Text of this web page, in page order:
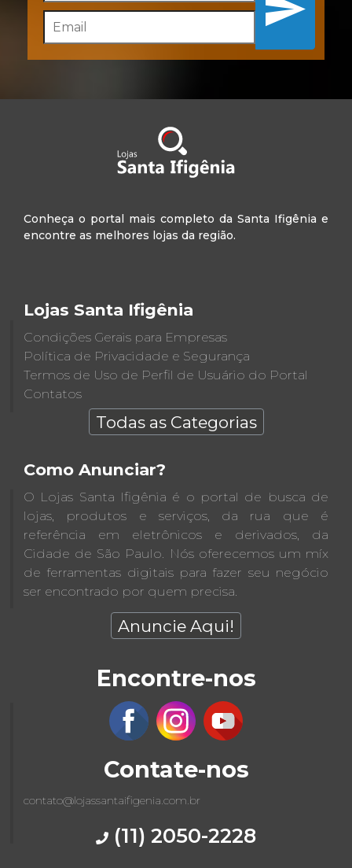
Inscreva-se
Conheça o portal mais completo da Santa Ifigênia e
encontre as melhores lojas da região.
Lojas Santa Ifigênia
Condições Gerais para Empresas
Política de Privacidade e Segurança
Termos de Uso de Perfil de Usuário do Portal
Contatos
Todas as Categorias
Como Anunciar?
O Lojas Santa Ifigênia é o portal de busca de
lojas, produtos e serviços, da rua que é
referência em eletrônicos e derivados, da
Cidade de São Paulo. Nós oferecemos um míx
de ferramentas digitais para fazer seu negócio
ser encontrado por quem precisa.
Anuncie Aqui!
Encontre-nos
Contate-nos
contato@lojassantaifigenia.com.br
(11) 2050-2228